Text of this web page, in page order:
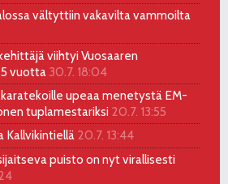
vältyttiin vakavilta vammoilta
viihtyi Vuosaaren
vuotta 30.7. 18:04
karatekoille upeaa menetystä EM-
tuplamestariksi 20.7. 13:55
Kallvikintiellä 20.7. 13:44
puisto on nyt virallisesti